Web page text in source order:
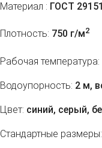
Материал : ГОСТ
Плотность: 750 г/м2
Рабочая температура:
Водоупорность: 2 м,
Цвет: синий, серый,
Стандартные размеры: